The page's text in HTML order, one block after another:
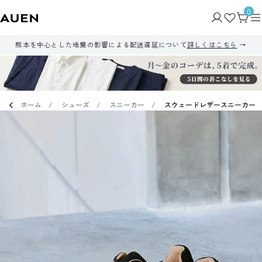
0
熊本を中心とした地震の影響による配送遅延について詳しくはこちら
ホーム シューズ スニーカー スウェードレザースニーカー